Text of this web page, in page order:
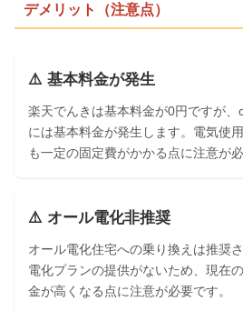
デメリット（注意点）
⚠️ 基本料金が発生
楽天でんきは基本料金が0円ですが、
には基本料金が発生します。電気使
も一定の固定費がかかる点に注意が必
⚠️ オール電化非推奨
オール電化住宅への乗り換えは推奨
電化プランの提供がないため、現在
金が高くなる点に注意が必要です。